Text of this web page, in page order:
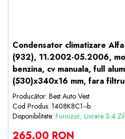
Condensator climatizare
(932), 11.2002-05.2006,
benzina, cv manuala, full
(530)x340x16 mm, fara
Producător: Best Auto Vest
Cod Produs: 1408K8C1--b
Disponibilitate: Furnizor; Livrare 3-4
265.00 RON